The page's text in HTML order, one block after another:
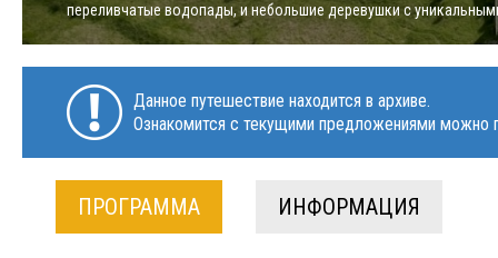
переливчатые водопады, и небольшие деревушки с
Данное путешествие находится в архиве.
Ознакомится с текущими предложениями можно
ПРОГРАММА ИНФОРМАЦИЯ